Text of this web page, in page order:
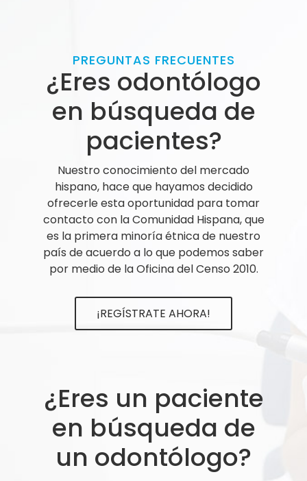
PREGUNTAS FRECUENTES
¿Eres odontólogo
en búsqueda de
pacientes?
Nuestro conocimiento del mercado
hispano, hace que hayamos decidido
ofrecerle esta oportunidad para tomar
contacto con la Comunidad Hispana, que
es la primera minoría étnica de nuestro
país de acuerdo a lo que podemos saber
por medio de la Oficina del Censo 2010.
¡REGÍSTRATE AHORA!
¿Eres un paciente
en búsqueda de
un odontólogo?